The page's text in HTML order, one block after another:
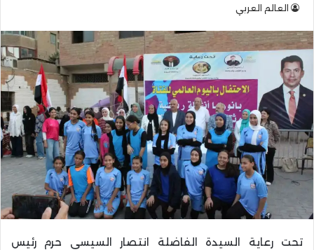
العالم العربي
تحت رعاية السيدة الفاضلة انتصار السيسي حرم رئيس